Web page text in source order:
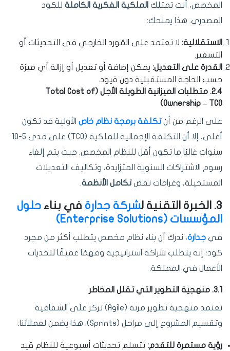
المخصص، أنت تمتلك الملكية الفكرية الكاملة للكود
المصدري. هذا يمنحك:
الاستقلالية: لا تعتمد على المُورد الخارجي في التحديثات أو
التسعير.
القدرة على التعديل: يمكن إضافة أو تعديل أو إزالة أي ميزة
حسب الحاجة المستقبلية دون قيود.
2.4. متطلبات الميزانية الطويلة الأجل (Total Cost of
Ownership – TCO)
على الرغم من أنتكلفة برمجة نظام خاص الأولية قد تكون
أعلى، إلا أن التكلفة الإجمالية للملكية (TCO) على مدى 5-10
سنوات غالبًا ما تكون أقل للنظام المخصص. حيث يتم إلغاء
رسوم الاشتراكات السنوية المتزايدة، وتكاليف التعديلات
المستحيلة، وغرامات نقصتكامل الأنظمة.
3. الخبرة التقنية ل شركة جدارة في بناء حلول
المؤسسات (Enterprise Solutions)
في جدارة، ندرك أن بناء نظام مخصص يتطلب أكثر من مجرد
كود؛ إنه يتطلب شراكة استراتيجية وفهمًا عميقًا لتحديات
الأعمال في المملكة.
3.1. منهجية التطوير التي تقلل المخاطر
نعتمد منهجية تطوير مرنة (Agile) تركز على الشفافية
وتقسيم المشروع إلى مراحل (Sprints). هذا يضمن لعملائنا:
رؤية مستمرة للتقدم: تتسلم تحديثات أسبوعية للنظام قيد